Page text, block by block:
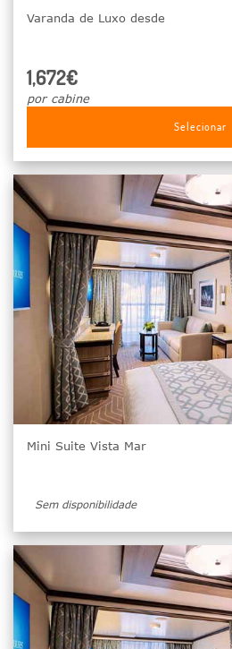
Varanda de Luxo desde
1,672€
por cabine
Selecionar
Mini Suite Vista Mar
Sem disponibilidade